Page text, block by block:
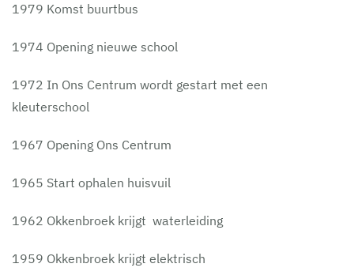
1979 Komst buurtbus
1974 Opening nieuwe school
1972 In Ons Centrum wordt gestart met een
kleuterschool
1967 Opening Ons Centrum
1965 Start ophalen huisvuil
1962 Okkenbroek krijgt waterleiding
1959 Okkenbroek krijgt elektrisch